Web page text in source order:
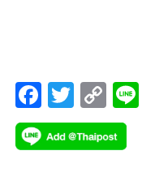
F
ac
e
T
wi
tt
C
o
p